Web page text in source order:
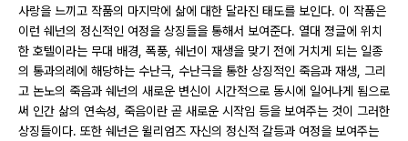
사랑을 느끼고 작품의 마지막에 삶에 대한 달라진 태도를 보인다. 이 작품은
이런 쉐넌의 정신적인 여정을 상징들을 통해서 보여준다. 열대 졍글에 위치
한 호텔이라는 무대 배경, 폭풍, 쉐넌이 재생을 맞기 전에 거치게 되는 일종
의 통과의례에 해당하는 수난극, 수난극을 통한 상징적인 죽음과 재생, 그리
고 논노의 죽음과 쉐넌의 새로운 변신이 시간적으로 동시에 일어나게 됨으로
써 인간 삶의 연속성, 죽음이란 곧 새로운 시작임 등을 보여주는 것이 그러한
상징들이다. 또한 쉐넌은 윌리엄즈 자신의 정신적 갈등과 여정을 보여주는